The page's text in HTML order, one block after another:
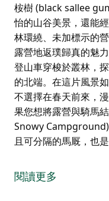
桉樹 (black sallee
怡的山谷美景，還能
林環繞、未加標示的
露營地返璞歸真的魅
登山車穿梭於叢林，
的北端。在這片風景
不選擇在春天前來，
果您想將露營與騎馬
Snowy
且可分隔的馬厩，也
這座寧靜優美的露營
Mountains) 未經雕琢
閱讀更多